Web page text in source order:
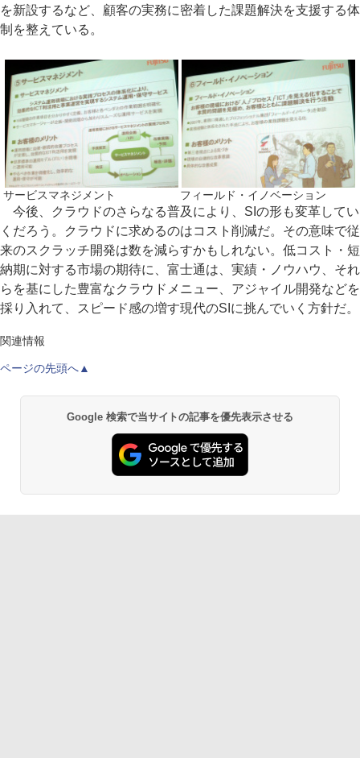
を新設するなど、顧客の実務に密着した課題解決を支援する体
制を整えている。
サービスマネジメント フィールド・イノベーション
今後、クラウドのさらなる普及により、SIの形も変革してい
くだろう。クラウドに求めるのはコスト削減だ。その意味で従
来のスクラッチ開発は数を減らすかもしれない。低コスト・短
納期に対する市場の期待に、富士通は、実績・ノウハウ、それ
らを基にした豊富なクラウドメニュー、アジャイル開発などを
採り入れて、スピード感の増す現代のSIに挑んでいく方針だ。
関連情報
ページの先頭へ▲
Google 検索で当サイトの記事を優先表示させる